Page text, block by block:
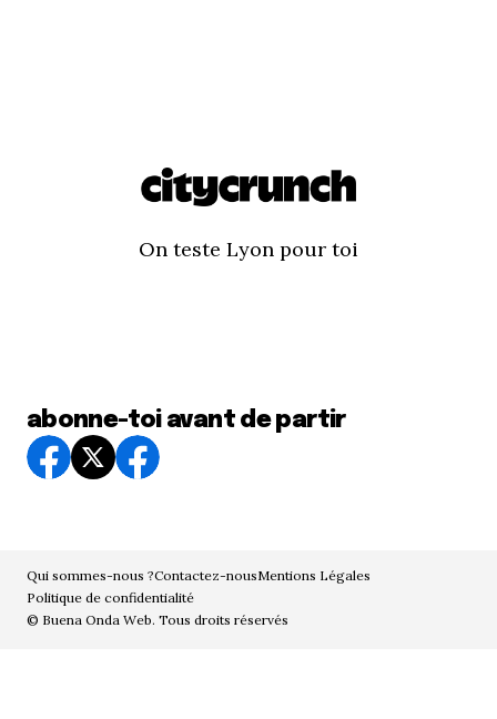
On teste Lyon pour toi
abonne-toi avant de partir
Qui sommes-nous ?Contactez-nousMentions Légales
Politique de confidentialité
© Buena Onda Web. Tous droits réservés